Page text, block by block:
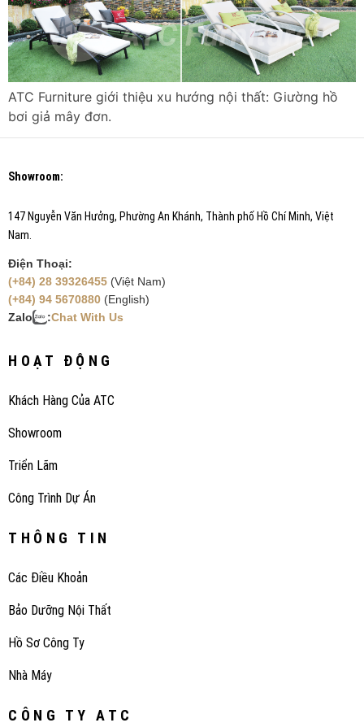
ATC Furniture giới thiệu xu hướng nội thất: Giường hồ
bơi giả mây đơn.
Showroom:
147 Nguyễn Văn Hưởng, Phường An Khánh, Thành phố Hồ Chí Minh, Việt
Nam.
Điện Thoại:
(+84) 28 39326455 (Việt Nam)
(+84) 94 5670880 (English)
Zalo
:Chat With Us
HOẠT ĐỘNG
Khách Hàng Của ATC
Showroom
Triển Lãm
Công Trình Dự Án
THÔNG TIN
Các Điều Khoản
Bảo Dưỡng Nội Thất
Hồ Sơ Công Ty
Nhà Máy
CÔNG TY ATC